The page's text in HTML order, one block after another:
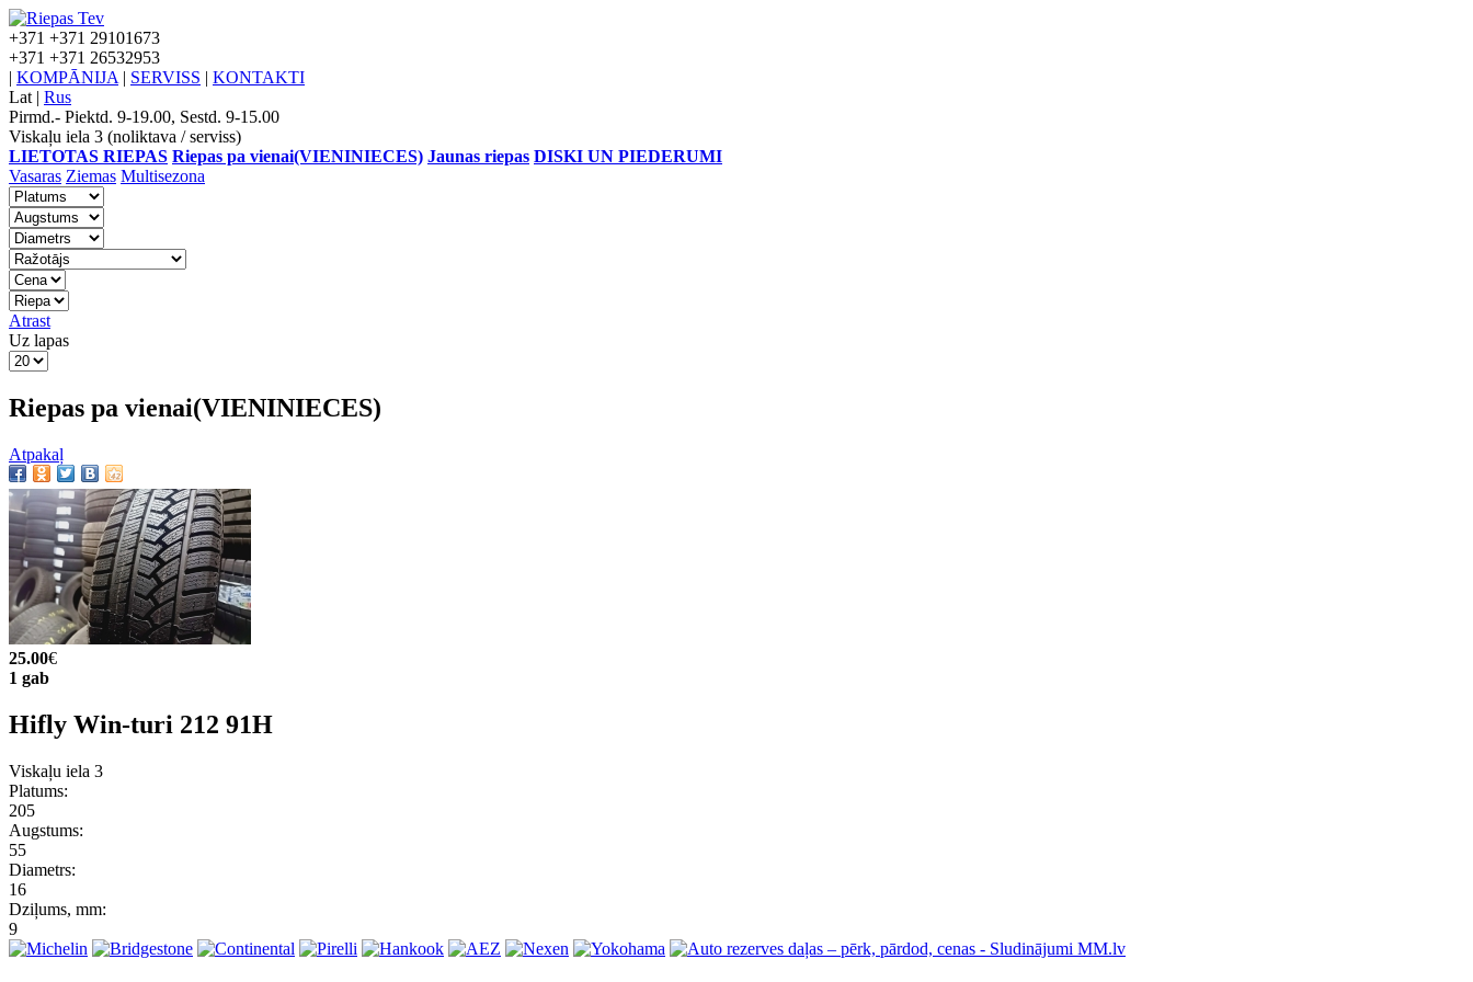
+371 +371 29101673
+371 +371 26532953
| KOMPĀNIJA | SERVISS | KONTAKTI
Lat | Rus
Pirmd.- Piektd. 9-19.00, Sestd. 9-15.00
Viskaļu iela 3 (noliktava / serviss)
LIETOTAS RIEPAS Riepas pa vienai(VIENINIECES) Jaunas riepas DISKI UN PIEDERUMI
Vasaras Ziemas Multisezona
Atrast
Uz lapas
Riepas pa vienai(VIENINIECES)
Atpakaļ
25.00€
1 gab
Hifly Win-turi 212 91H
Viskaļu iela 3
Platums:
205
Augstums:
55
Diametrs:
16
Dziļums, mm:
9